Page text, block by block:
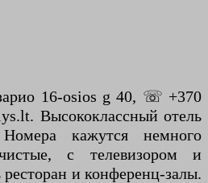
16-osios g 40, ☏ +370
Высококлассный отель
кажутся немного
с телевизором и
и конференц-залы.